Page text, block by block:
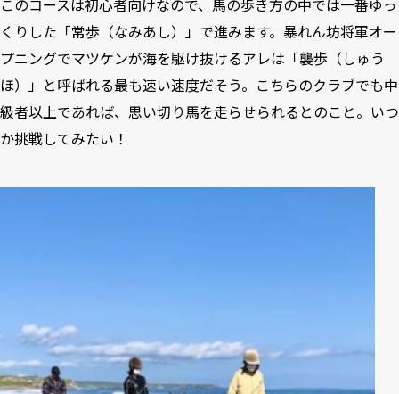
このコースは初心者向けなので、馬の歩き方の中では一番ゆっ
くりした「常歩（なみあし）」で進みます。暴れん坊将軍オー
プニングでマツケンが海を駆け抜けるアレは「襲歩（しゅう
ほ）」と呼ばれる最も速い速度だそう。こちらのクラブでも中
級者以上であれば、思い切り馬を走らせられるとのこと。いつ
か挑戦してみたい！